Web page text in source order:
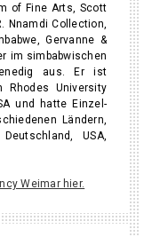
of Fine Arts, Scott
Nnamdi Collection,
Gervanne &
im simbabwischen
aus. Er ist
Rhodes University
und hatte Einzel-
Ländern,
USA,
Weimar hier.